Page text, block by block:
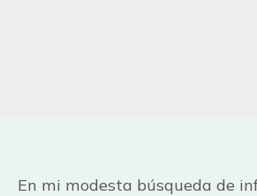
En mi modesta búsqueda de